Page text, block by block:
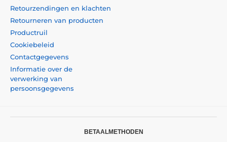
inbegrepen)
Retourzendingen en klachten
Retourneren van producten
Productruil
Cookiebeleid
Contactgegevens
Informatie over de
verwerking van
persoonsgegevens
BETAALMETHODEN